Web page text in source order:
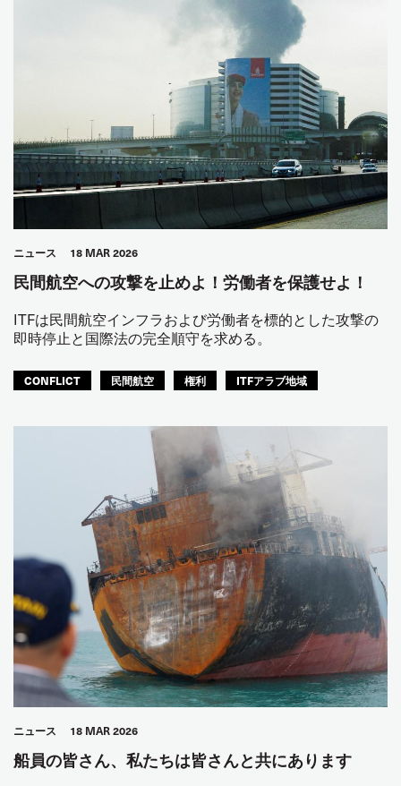
ニュース 18 MAR 2026
民間航空への攻撃を止めよ！労働者を保護せよ！
ITFは民間航空インフラおよび労働者を標的とした攻撃の
即時停止と国際法の完全順守を求める。
CONFLICT 民間航空 権利 ITFアラブ地域
ニュース 18 MAR 2026
船員の皆さん、私たちは皆さんと共にあります